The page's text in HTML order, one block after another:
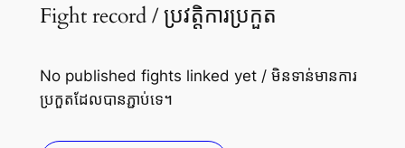
Fight record / ប្រវត្តិការប្រកួត
No published fights linked yet / មិនទាន់មានការ
ប្រកួតដែលបានភ្ជាប់ទេ។